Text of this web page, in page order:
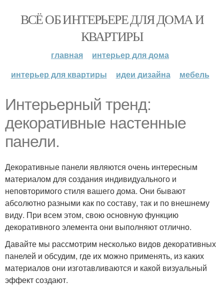
ВСЁ ОБ ИНТЕРЬЕРЕ ДЛЯ ДОМА И
КВАРТИРЫ
главная
интерьер для дома
интерьер для квартиры
идеи дизайна мебель
Интерьерный тренд:
декоративные настенные
панели.
Декоративные панели являются очень интересным
материалом для создания индивидуального и
неповторимого стиля вашего дома. Они бывают
абсолютно разными как по составу, так и по внешнему
виду. При всем этом, свою основную функцию
декоративного элемента они выполняют отлично.
Давайте мы рассмотрим несколько видов декоративных
панелей и обсудим, где их можно применять, из каких
материалов они изготавливаются и какой визуальный
эффект создают.